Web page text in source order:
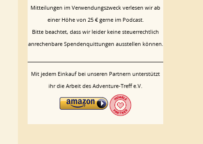
Mitteilungen im Verwendungszweck verlesen wir ab
einer Höhe von 25 € gerne im Podcast.
Bitte beachtet, dass wir leider keine steuerrechtlich
anrechenbare Spendenquittungen ausstellen können.
Mit jedem Einkauf bei unseren Partnern unterstützt
ihr die Arbeit des Adventure-Treff e.V.